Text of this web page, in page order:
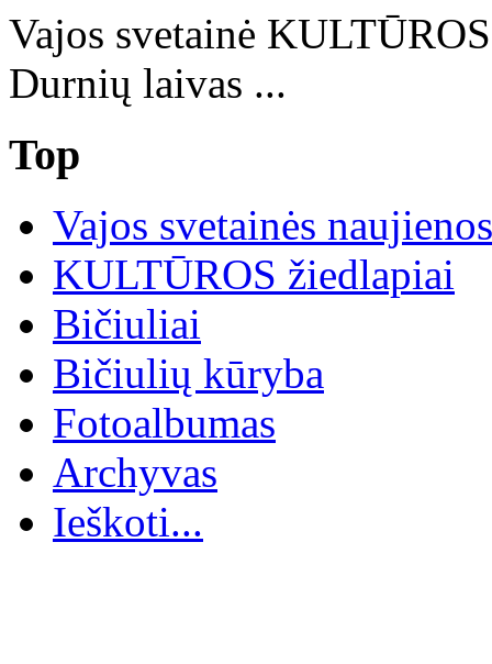
Vajos svetainė
Durnių laivas ...
Top
Vajos svetainės naujienos
KULTŪROS žiedlapiai
Bičiuliai
Bičiulių kūryba
Fotoalbumas
Archyvas
Ieškoti...